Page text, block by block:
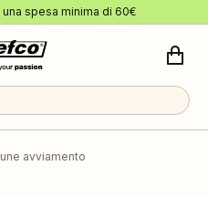
spesa minima di 60€
avviamento